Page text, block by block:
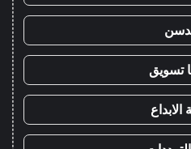
تسويق
الابداع